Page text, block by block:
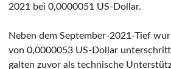
2021 bei 0,0000051 US-Dollar.
Neben dem September-2021-Tief
von 0,0000053 US-Dollar
galten zuvor als technische